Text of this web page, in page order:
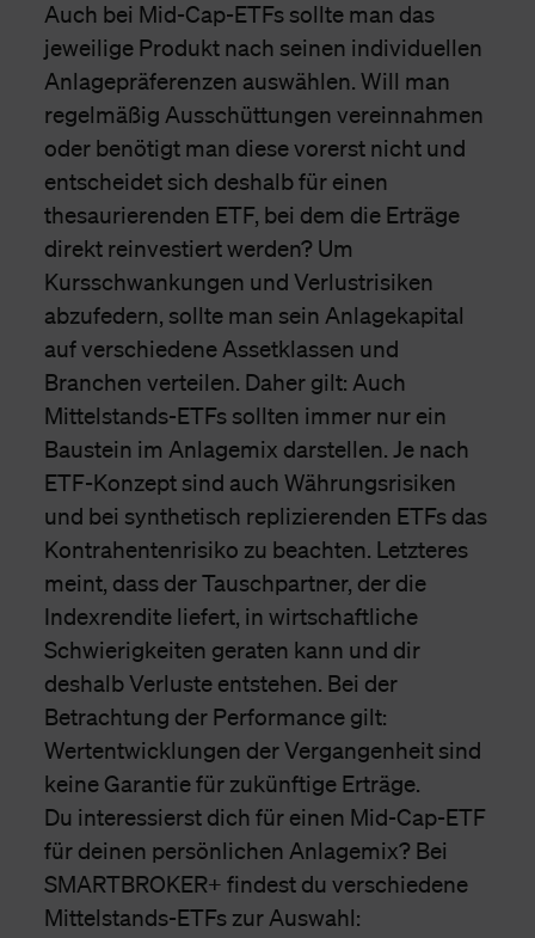
Auch bei Mid-Cap-ETFs sollte man das
jeweilige Produkt nach seinen individuellen
Anlagepräferenzen auswählen. Will man
regelmäßig Ausschüttungen vereinnahmen
oder benötigt man diese vorerst nicht und
entscheidet sich deshalb für einen
thesaurierenden ETF, bei dem die Erträge
direkt reinvestiert werden? Um
Kursschwankungen und Verlustrisiken
abzufedern, sollte man sein Anlagekapital
auf verschiedene Assetklassen und
Branchen verteilen. Daher gilt: Auch
Mittelstands-ETFs sollten immer nur ein
Baustein im Anlagemix darstellen. Je nach
ETF-Konzept sind auch Währungsrisiken
und bei synthetisch replizierenden ETFs das
Kontrahentenrisiko zu beachten. Letzteres
meint, dass der Tauschpartner, der die
Indexrendite liefert, in wirtschaftliche
Schwierigkeiten geraten kann und dir
deshalb Verluste entstehen. Bei der
Betrachtung der Performance gilt:
Wertentwicklungen der Vergangenheit sind
keine Garantie für zukünftige Erträge.
Du interessierst dich für einen Mid-Cap-ETF
für deinen persönlichen Anlagemix? Bei
SMARTBROKER+ findest du verschiedene
Mittelstands-ETFs zur Auswahl: